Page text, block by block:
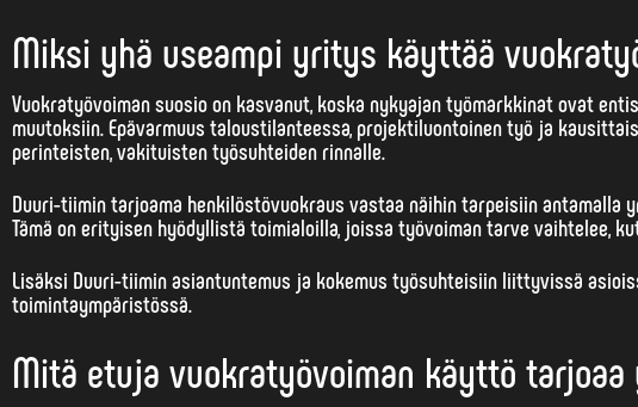
Miksi yhä useampi yritys käyttää
Vuokratyövoiman suosio on kasvanut, koska nykyajantyömarkkinatovat
muutoksiin. Epävarmuus taloustilanteessa, projektiluontoinen työ ja
perinteisten, vakituisten työsuhteiden rinnalle.
Duuri-tiimin tarjoama henkilöstövuokraus vastaa näihin tarpeisiin
Tämä on erityisen hyödyllistä toimialoilla, joissa työvoiman tarve vaihtelee,
Lisäksi Duuri-tiimin asiantuntemus ja kokemus työsuhteisiin liittyvissä
toimintaympäristössä.
Mitä etuja vuokratyövoiman käyttö